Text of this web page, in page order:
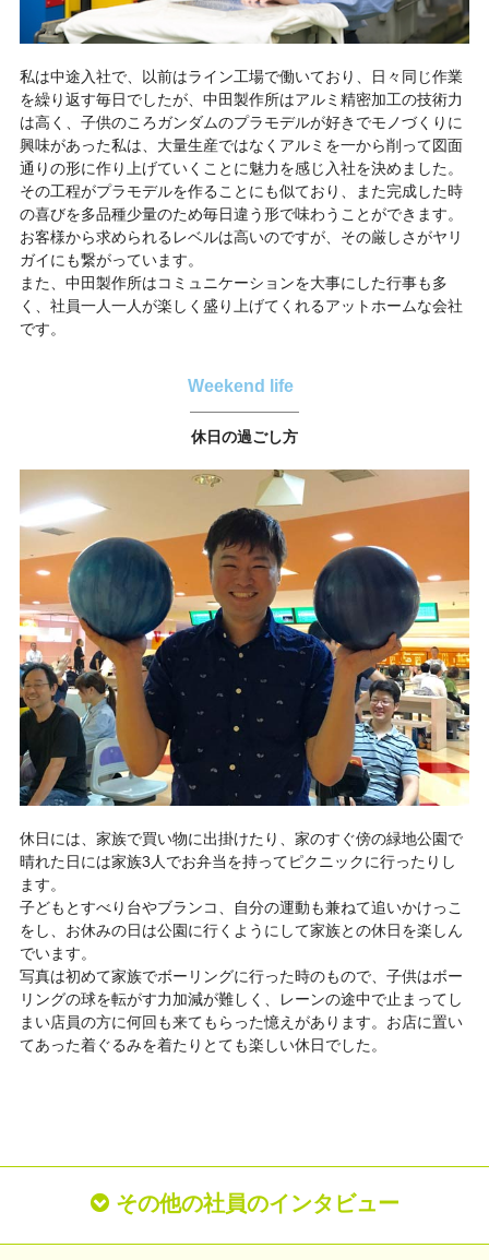
私は中途入社で、以前はライン工場で働いており、日々同じ作業
を繰り返す毎日でしたが、中田製作所はアルミ精密加工の技術力
は高く、子供のころガンダムのプラモデルが好きでモノづくりに
興味があった私は、大量生産ではなくアルミを一から削って図面
通りの形に作り上げていくことに魅力を感じ入社を決めました。
その工程がプラモデルを作ることにも似ており、また完成した時
の喜びを多品種少量のため毎日違う形で味わうことができます。
お客様から求められるレベルは高いのですが、その厳しさがヤリ
ガイにも繋がっています。
また、中田製作所はコミュニケーションを大事にした行事も多
く、社員一人一人が楽しく盛り上げてくれるアットホームな会社
です。
Weekend life
休日の過ごし方
休日には、家族で買い物に出掛けたり、家のすぐ傍の緑地公園で
晴れた日には家族3人でお弁当を持ってピクニックに行ったりし
ます。
子どもとすべり台やブランコ、自分の運動も兼ねて追いかけっこ
をし、お休みの日は公園に行くようにして家族との休日を楽しん
でいます。
写真は初めて家族でボーリングに行った時のもので、子供はボー
リングの球を転がす力加減が難しく、レーンの途中で止まってし
まい店員の方に何回も来てもらった憶えがあります。お店に置い
てあった着ぐるみを着たりとても楽しい休日でした。
その他の社員のインタビュー